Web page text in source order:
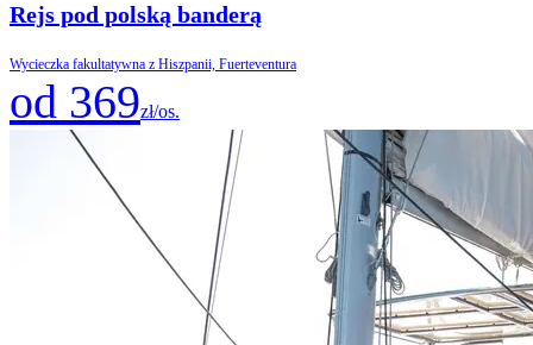
Rejs pod polską banderą
Wycieczka fakultatywna z Hiszpanii, Fuerteventura
od 369zł/os.